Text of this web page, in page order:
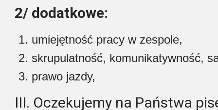
2/ dodatkowe:
umiejętność pracy w zespole,
skrupulatność, komunikatywność,
prawo jazdy,
III. Oczekujemy na Państwa